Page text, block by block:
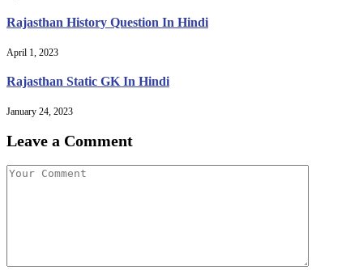
Rajasthan History Question In Hindi
April 1, 2023
Rajasthan Static GK In Hindi
January 24, 2023
Leave a Comment